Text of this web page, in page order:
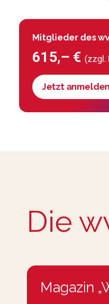
Mitglieder des
615,– € (zzgl.
Jetzt
Die
Magazin